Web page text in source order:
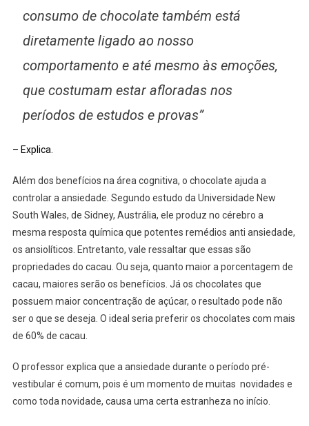
consumo de chocolate também está
diretamente ligado ao nosso
comportamento e até mesmo às emoções,
que costumam estar afloradas nos
períodos de estudos e provas”
– Explica.
Além dos benefícios na área cognitiva, o chocolate ajuda a
controlar a ansiedade. Segundo estudo da Universidade New
South Wales, de Sidney, Austrália, ele produz no cérebro a
mesma resposta química que potentes remédios anti ansiedade,
os ansiolíticos. Entretanto, vale ressaltar que essas são
propriedades do cacau. Ou seja, quanto maior a porcentagem de
cacau, maiores serão os benefícios. Já os chocolates que
possuem maior concentração de açúcar, o resultado pode não
ser o que se deseja. O ideal seria preferir os chocolates com mais
de 60% de cacau.
O professor explica que a ansiedade durante o período pré-
vestibular é comum, pois é um momento de muitas novidades e
como toda novidade, causa uma certa estranheza no início.